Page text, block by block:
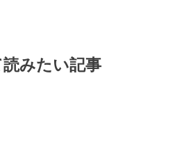
みたい記事